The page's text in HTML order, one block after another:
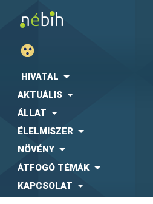
HIVATAL
AKTUÁLIS
ÁLLAT
ÉLELMISZER
NÖVÉNY
ÁTFOGÓ TÉMÁK
KAPCSOLAT